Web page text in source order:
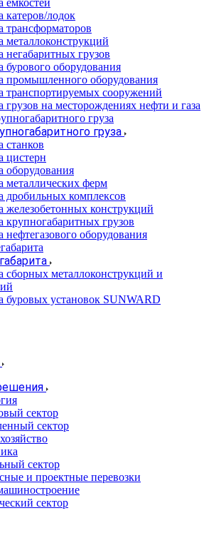
емкостей
катеров/лодок
трансформаторов
металлоконструкций
негабаритных грузов
бурового оборудования
промышленного оборудования
транспортируемых сооружений
грузов на месторождениях нефти и газа
груза
станков
цистерн
оборудования
металлических ферм
дробильных комплексов
железобетонных конструкций
крупногабаритных грузов
нефтегазового оборудования
сборных металлоконструкций и
буровых установок SUNWARD
сектор
сектор
сектор
и проектные перевозки
сектор